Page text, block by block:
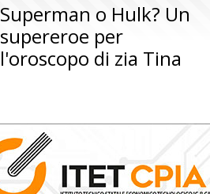
Superman o Hulk? Un
supereroe per
l'oroscopo di zia Tina